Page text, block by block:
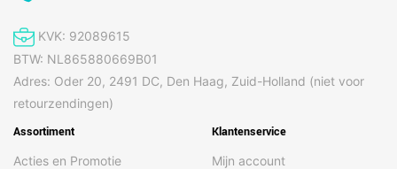
KVK: 92089615
BTW: NL865880669B01
Adres: Oder 20, 2491 DC, Den Haag, Zuid-Holland (niet voor
retourzendingen)
Assortiment
Acties en Promotie
Klantenservice
Mijn account